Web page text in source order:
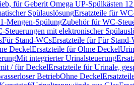
für Geberit Omega UP-Spülkästen
SpülauslösungErsatzteile für
Mengen-SpülungZubehör für WC-
Steuerungen mit elektronischer
Für Stand-WCsErsatzteile für Für Stand-
DeckelErsatzteile für Ohne Deckel
Mit integrierter Urinalsteuerung
/ für DeckelErsatzteile für Urinale,
BetriebOhne Deckel